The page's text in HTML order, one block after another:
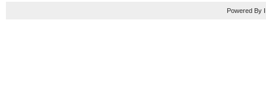
Powered By